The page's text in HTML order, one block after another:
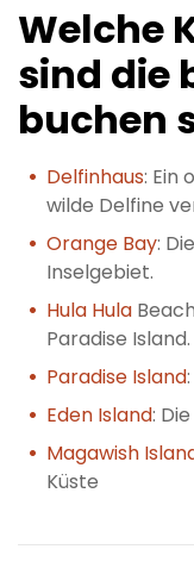
Welche
sind die
buchen
Delfinhaus: Ein
wilde Delfine
Orange Bay:
Inselgebiet.
Hula Hula
Paradise Island.
Paradise Island
Eden Island:
Magawish
Küste